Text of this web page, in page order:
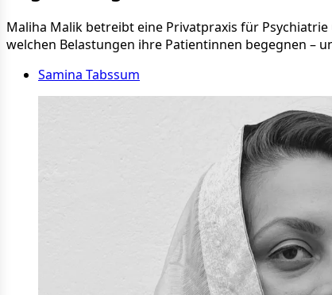
Maliha Malik betreibt eine Privatpraxis für
welchen Belastungen ihre Patientinnen begegnen –
Samina Tabssum